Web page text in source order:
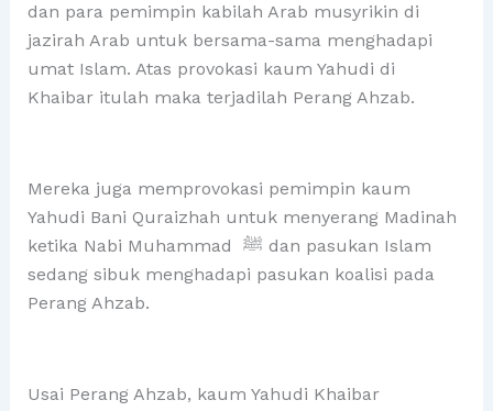
dan para pemimpin kabilah Arab musyrikin di
jazirah Arab untuk bersama-sama menghadapi
umat Islam. Atas provokasi kaum Yahudi di
Khaibar itulah maka terjadilah Perang Ahzab.
Mereka juga memprovokasi pemimpin kaum
Yahudi Bani Quraizhah untuk menyerang Madinah
ketika Nabi Muhammad ﷺ dan pasukan Islam
sedang sibuk menghadapi pasukan koalisi pada
Perang Ahzab.
Usai Perang Ahzab, kaum Yahudi Khaibar